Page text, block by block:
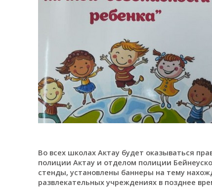
Во всех школах Актау будет оказываться
полиции Актау и отделом полиции
стенды, установлены баннеры на тему
развлекательных учреждениях в позднее